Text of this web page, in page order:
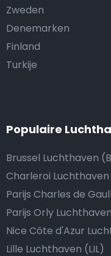
Zweden
Denemarken
Finland
Turkije
Populaire
Brussel Luchthaven
Charleroi Luchthaven
Parijs Charles de
Parijs Orly
Nice Côte d'Azur
Lille Luchthaven (LIL)